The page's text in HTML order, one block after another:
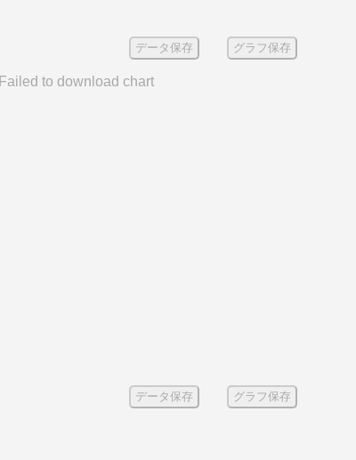
データ保存 グラフ保存
Failed to download chart
データ保存 グラフ保存